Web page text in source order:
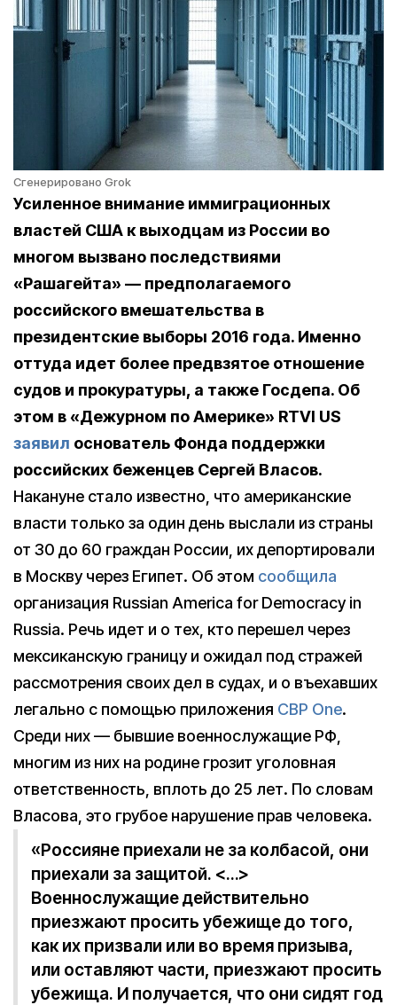
Сгенерировано Grok
Усиленное внимание иммиграционных
властей США к выходцам из России во
многом вызвано последствиями
«Рашагейта» — предполагаемого
российского вмешательства в
президентские выборы 2016 года. Именно
оттуда идет более предвзятое отношение
судов и прокуратуры, а также Госдепа. Об
этом в «Дежурном по Америке» RTVI US
заявил основатель Фонда поддержки
российских беженцев Сергей Власов.
Накануне стало известно, что американские
власти только за один день выслали из страны
от 30 до 60 граждан России, их депортировали
в Москву через Египет. Об этом сообщила
организация Russian America for Democracy in
Russia. Речь идет и о тех, кто перешел через
мексиканскую границу и ожидал под стражей
рассмотрения своих дел в судах, и о въехавших
легально с помощью приложения CBP One.
Среди них — бывшие военнослужащие РФ,
многим из них на родине грозит уголовная
ответственность, вплоть до 25 лет. По словам
Власова, это грубое нарушение прав человека.
«Россияне приехали не за колбасой, они
приехали за защитой. <…>
Военнослужащие действительно
приезжают просить убежище до того,
как их призвали или во время призыва,
или оставляют части, приезжают просить
убежища. И получается, что они сидят год